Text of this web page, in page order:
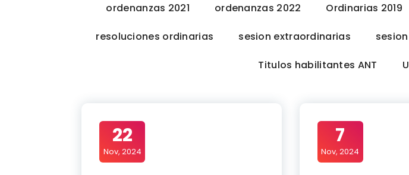
ordenanzas 2021 ordenanzas 2022 Ordinarias 2019
resoluciones ordinarias sesion extraordinarias
Titulos habilitantes ANT
22
Nov, 2024
7
Nov, 2024